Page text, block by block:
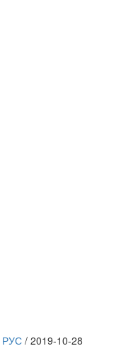
РУС/ 2019-10-28